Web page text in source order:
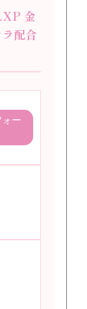
金
配合
ー